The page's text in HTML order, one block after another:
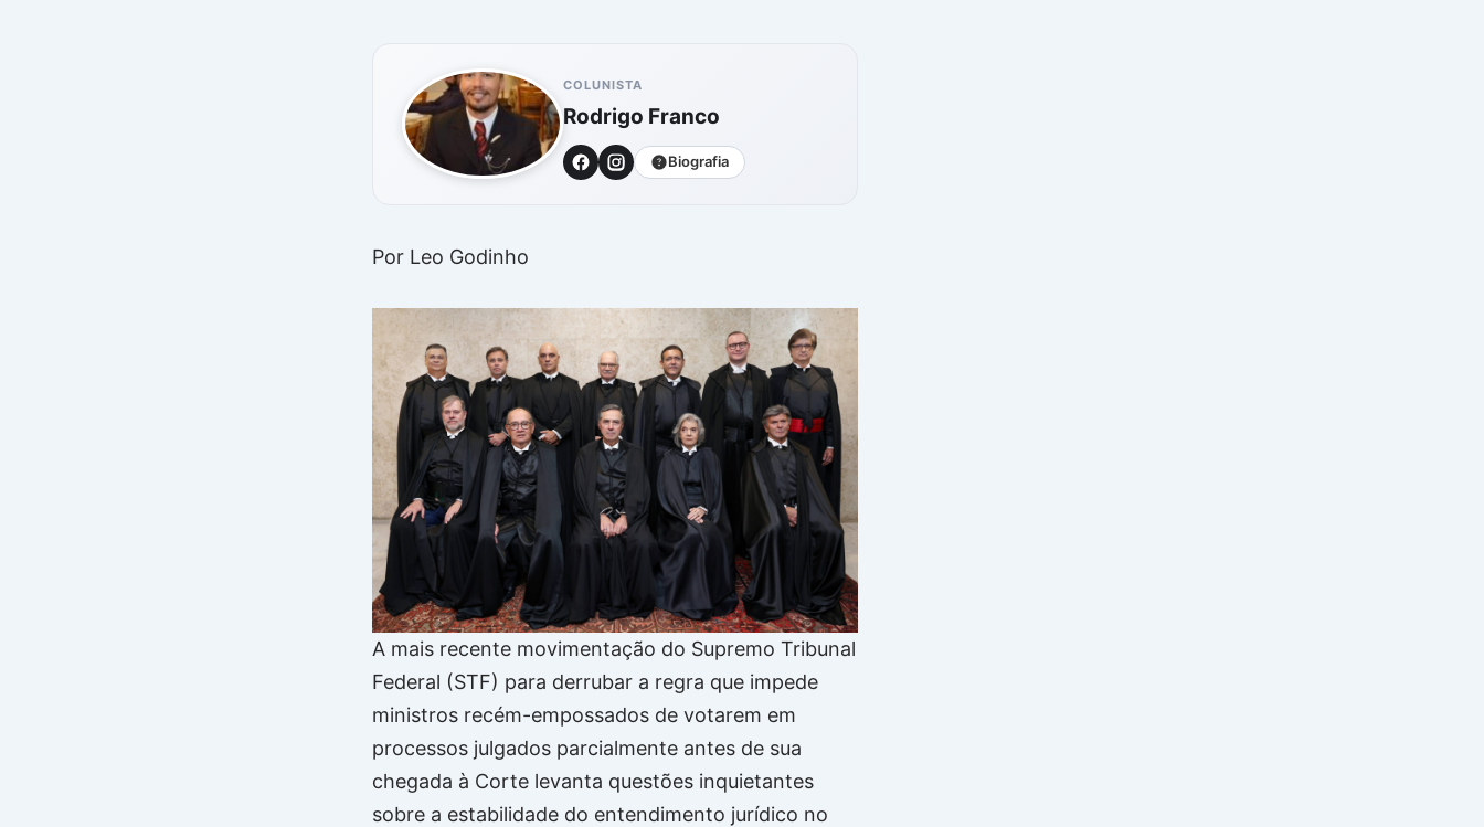
COLUNISTA
Rodrigo Franco
Biografia
Por Leo Godinho
A mais recente movimentação do Supremo Tribunal
Federal (STF) para derrubar a regra que impede
ministros recém-empossados de votarem em
processos julgados parcialmente antes de sua
chegada à Corte levanta questões inquietantes
sobre a estabilidade do entendimento jurídico no